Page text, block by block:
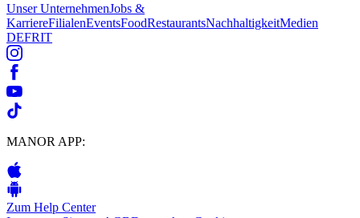
Unser UnternehmenJobs &
KarriereFilialenEventsFoodRestaurantsNachhaltigkeitMedien
DEFRIT
MANOR APP:
Zum Help Center